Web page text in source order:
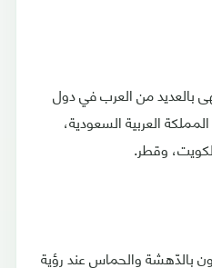
بالعديد من العرب في دول
العربية السعودية،
وقطر.
بالدّهشة والحماس عند رؤية